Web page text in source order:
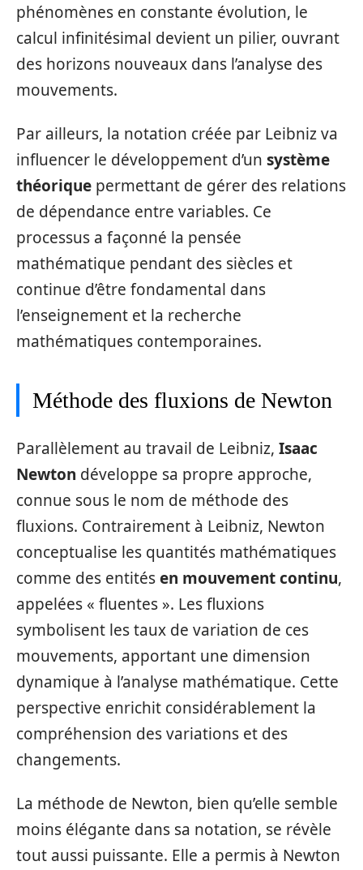
phénomènes en constante évolution, le
calcul infinitésimal devient un pilier, ouvrant
des horizons nouveaux dans l’analyse des
mouvements.
Par ailleurs, la notation créée par Leibniz va
influencer le développement d’un système
théorique permettant de gérer des relations
de dépendance entre variables. Ce
processus a façonné la pensée
mathématique pendant des siècles et
continue d’être fondamental dans
l’enseignement et la recherche
mathématiques contemporaines.
Méthode des fluxions de Newton
Parallèlement au travail de Leibniz, Isaac
Newton développe sa propre approche,
connue sous le nom de méthode des
fluxions. Contrairement à Leibniz, Newton
conceptualise les quantités mathématiques
comme des entitésen mouvement continu,
appelées « fluentes ». Les fluxions
symbolisent les taux de variation de ces
mouvements, apportant une dimension
dynamique à l’analyse mathématique. Cette
perspective enrichit considérablement la
compréhension des variations et des
changements.
La méthode de Newton, bien qu’elle semble
moins élégante dans sa notation, se révèle
tout aussi puissante. Elle a permis à Newton